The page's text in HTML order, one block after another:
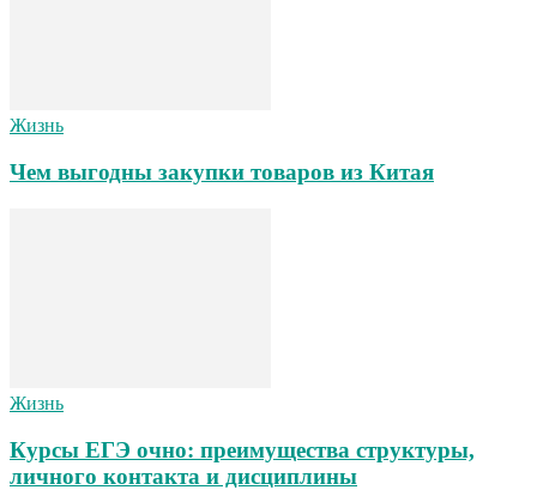
Жизнь
Чем выгодны закупки товаров из Китая
Жизнь
Курсы ЕГЭ очно: преимущества структуры,
личного контакта и дисциплины